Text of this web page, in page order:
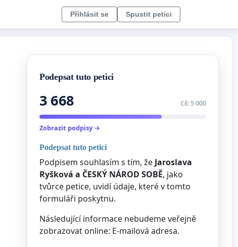
Přihlásit se Spustit petici
Podepsat tuto petici
3 668 Cíl: 5 000
Zobrazit podpisy →
Podepsat tuto petici
Podpisem souhlasím s tím, že Jaroslava
Ryšková a ČESKÝ NÁROD SOBĚ, jako
tvůrce petice, uvidí údaje, které v tomto
formuláři poskytnu.
Následující informace nebudeme veřejně
zobrazovat online: E-mailová adresa.